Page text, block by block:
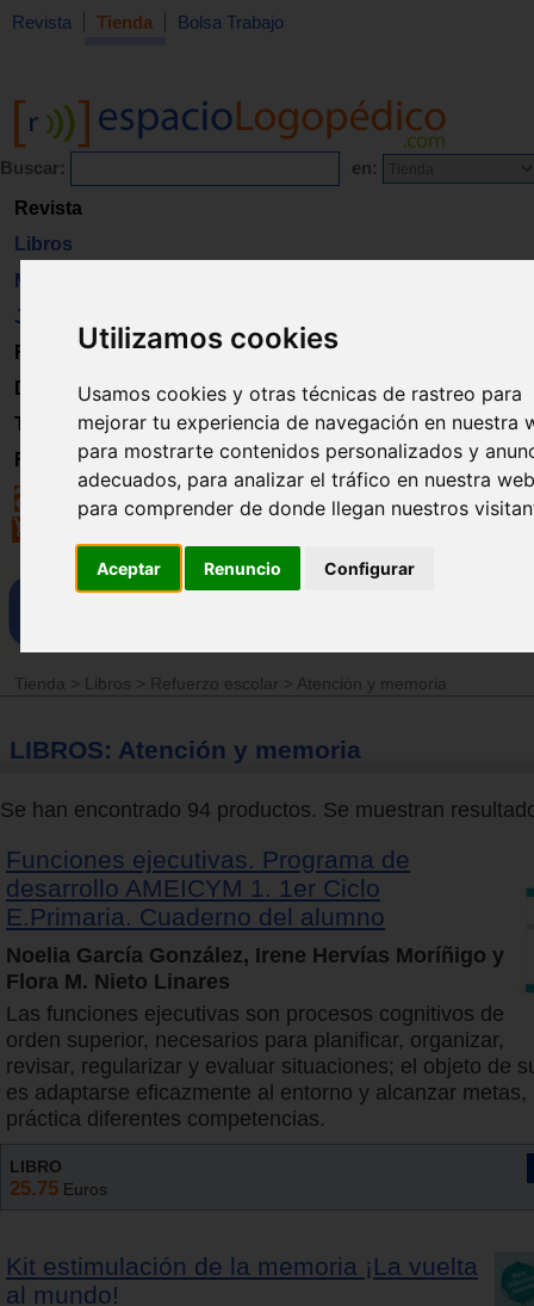
Utilizamos cookies
Usamos cookies y otras técnicas de rastreo para
mejorar tu experiencia de navegación en nuestra
para mostrarte contenidos personalizados y
adecuados, para analizar el tráfico en nuestra
para comprender de donde llegan nuestros
Aceptar Renuncio Configurar
Revista Tienda Bolsa Trabajo
Buscar: en:
Revista
Libros
Material
Juguetes
Formación
Directorio
Trabajo
Registro
Tienda > Libros > Refuerzo escolar > Atención y memoria
LIBROS: Atención y memoria
Se han encontrado 94 productos. Se muestran
Funciones ejecutivas. Programa de
desarrollo AMEICYM 1. 1er Ciclo
E.Primaria. Cuaderno del alumno
Noelia García González, Irene Hervías Moríñigo y
Flora M. Nieto Linares
Las funciones ejecutivas son procesos cognitivos de
orden superior, necesarios para planificar, organizar,
revisar, regularizar y evaluar situaciones; el objeto de
es adaptarse eficazmente al entorno y alcanzar metas,
práctica diferentes competencias.
LIBRO
25.75 Euros
Kit estimulación de la memoria ¡La vuelta
al mundo!